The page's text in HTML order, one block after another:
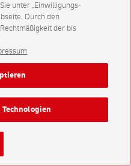
unter „Einwilligungs-
Durch den
der bis